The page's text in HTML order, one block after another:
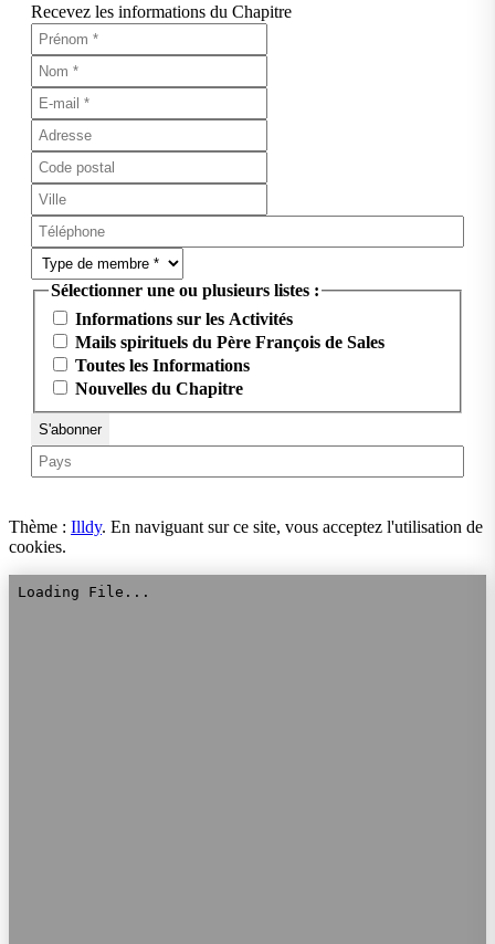
Recevez les informations du Chapitre
Sélectionner une ou plusieurs listes :
Informations sur les Activités
Mails spirituels du Père François de Sales
Toutes les Informations
Nouvelles du Chapitre
Thème : Illdy. En naviguant sur ce site, vous acceptez l'utilisation de
cookies.